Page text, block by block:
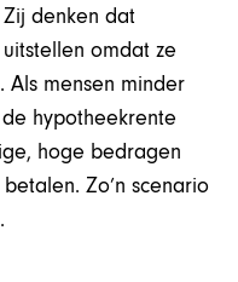
denken dat
omdat ze
Als mensen minder
hypotheekrente
hoge bedragen
Zo’n scenario